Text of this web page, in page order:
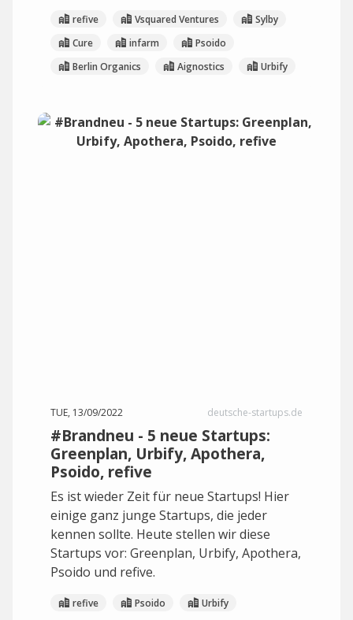
refive Vsquared Ventures
Sylby
Cure
infarm
Psoido
Berlin Organics
Aignostics Urbify
TUE, 13/09/2022 deutsche-startups.de
#Brandneu - 5 neue Startups:
Greenplan, Urbify, Apothera,
Psoido, refive
Es ist wieder Zeit für neue Startups! Hier
einige ganz junge Startups, die jeder
kennen sollte. Heute stellen wir diese
Startups vor: Greenplan, Urbify, Apothera,
Psoido und refive.
refive Psoido Urbify